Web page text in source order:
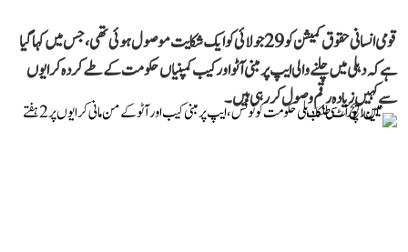
قومی انسانی حقوق کمیشن کو 29 جولائی کو ایک شکایت موصول ہوئی تھی، جس میں کہا گیا
ہے کہ دہلی میں چلنے والی ایپ پر مبنی آٹو اور کیب کمپنیاں حکومت کے طے کردہ کرایوں
سے کہیں زیادہ رقم وصول کر رہی ہیں۔